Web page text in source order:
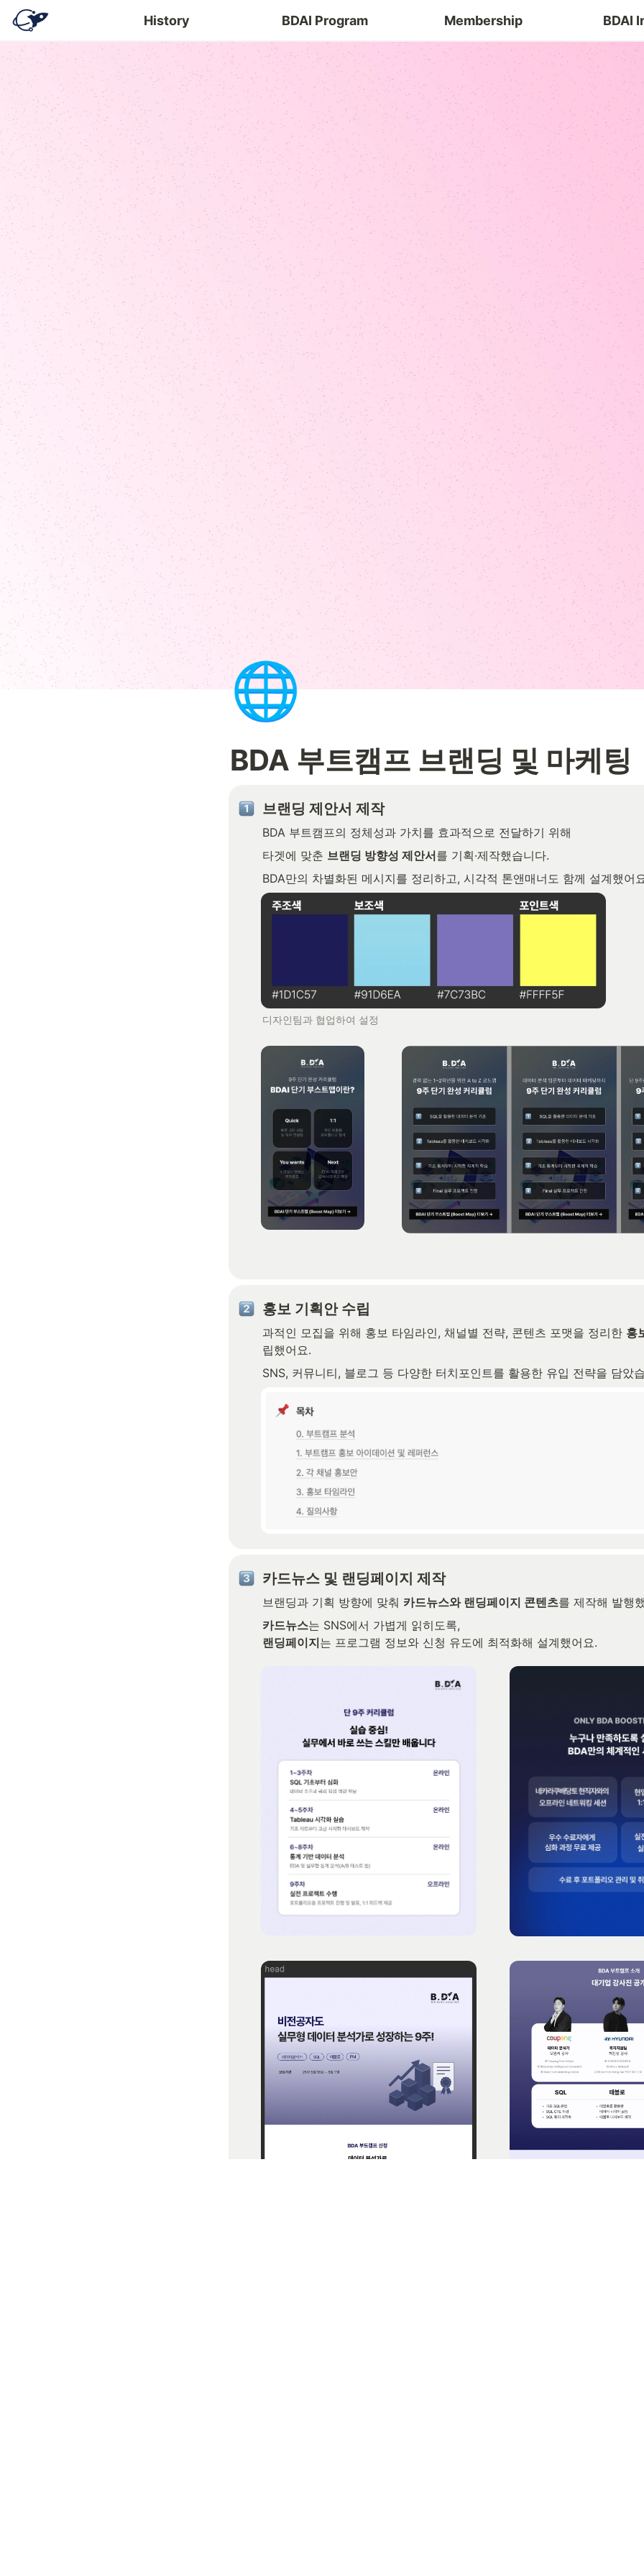
History BDAI Program Membership BDAI
🌐
BDA 부트캠프 브랜딩 및 마케팅
브랜딩 제안서 제작
BDA 부트캠프의 정체성과 가치를 효과적으로 전달하기 위해
타겟에 맞춘 브랜딩 방향성 제안서를 기획·제작했습니다.
BDA만의 차별화된 메시지를 정리하고, 시각적 톤앤매너도 함께 설계했어
디자인팀과 협업하여 설정
홍보 기획안 수립
과적인 모집을 위해 홍보 타임라인, 채널별 전략, 콘텐츠 포맷을 정리한 홍
립했어요.
SNS, 커뮤니티, 블로그 등 다양한 터치포인트를 활용한 유입 전략을 담았
카드뉴스 및 랜딩페이지 제작
브랜딩과 기획 방향에 맞춰 카드뉴스와 랜딩페이지 콘텐츠를 제작해 발행
카드뉴스
랜딩페이지는 프로그램 정보와 신청 유도에 최적화해 설계했어요.